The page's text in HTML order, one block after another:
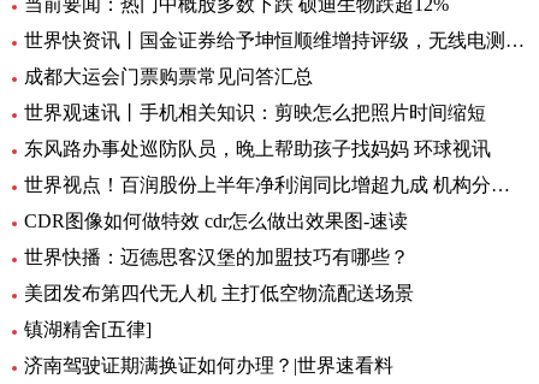
当前要闻：热门中概股多数下跌 硕迪生物跌超12%
世界快资讯丨国金证券给予坤恒顺维增持评级，无线电测量仿真龙头，新品打开增长极
成都大运会门票购票常见问答汇总
世界观速讯丨手机相关知识：剪映怎么把照片时间缩短
东风路办事处巡防队员，晚上帮助孩子找妈妈 环球视讯
世界视点！百润股份上半年净利润同比增超九成 机构分析：强爽放量带动收入增长
CDR图像如何做特效 cdr怎么做出效果图-速读
世界快播：迈德思客汉堡的加盟技巧有哪些？
美团发布第四代无人机 主打低空物流配送场景
镇湖精舍[五律]
济南驾驶证期满换证如何办理？|世界速看料